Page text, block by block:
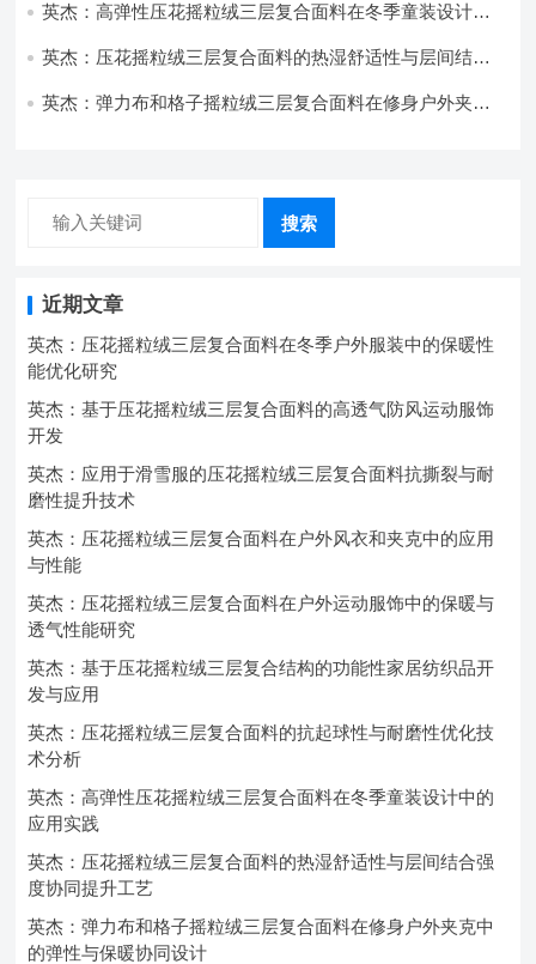
英杰：高弹性压花摇粒绒三层复合面料在冬季童装设计中
英杰：压花摇粒绒三层复合面料的热湿舒适性与层间结合
英杰：弹力布和格子摇粒绒三层复合面料在修身户外夹克
搜索
近期文章
英杰：压花摇粒绒三层复合面料在冬季户外服装中的保暖性
能优化研究
英杰：基于压花摇粒绒三层复合面料的高透气防风运动服饰
开发
英杰：应用于滑雪服的压花摇粒绒三层复合面料抗撕裂与耐
磨性提升技术
英杰：压花摇粒绒三层复合面料在户外风衣和夹克中的应用
与性能
英杰：压花摇粒绒三层复合面料在户外运动服饰中的保暖与
透气性能研究
英杰：基于压花摇粒绒三层复合结构的功能性家居纺织品开
发与应用
英杰：压花摇粒绒三层复合面料的抗起球性与耐磨性优化技
术分析
英杰：高弹性压花摇粒绒三层复合面料在冬季童装设计中的
应用实践
英杰：压花摇粒绒三层复合面料的热湿舒适性与层间结合强
度协同提升工艺
英杰：弹力布和格子摇粒绒三层复合面料在修身户外夹克中
的弹性与保暖协同设计